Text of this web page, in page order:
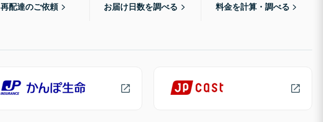
再配達のご依頼 お届け日数を調べる 料金を計算・調べる